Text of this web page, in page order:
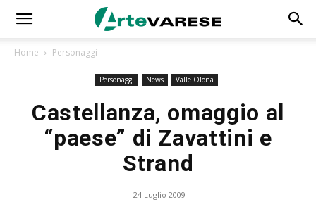
Home Personaggi
Personaggi News Valle Olona
Castellanza, omaggio al
“paese” di Zavattini e
Strand
24 Luglio 2009